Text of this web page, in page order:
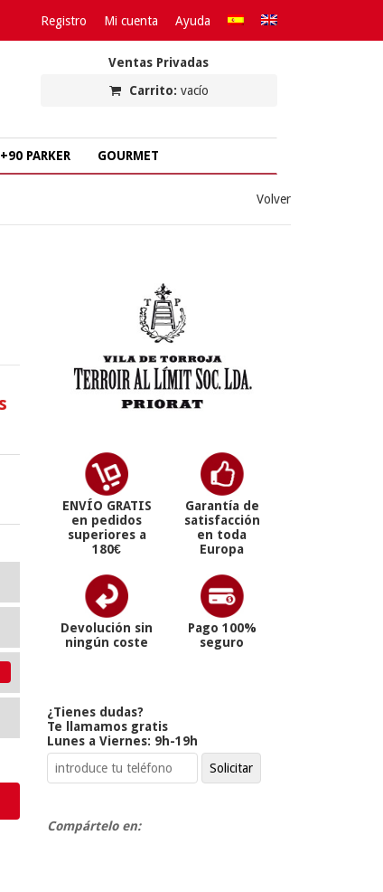
Registro Mi cuenta Ayuda
Ventas Privadas
Carrito: vacío
+90 PARKER GOURMET
Volver
ENVÍO GRATIS
en pedidos
superiores a
180€
Garantía de
satisfacción
en toda
Europa
Devolución sin
ningún coste
Pago 100%
seguro
¿Tienes dudas?
Te llamamos gratis
Lunes a Viernes: 9h-19h
Compártelo en: